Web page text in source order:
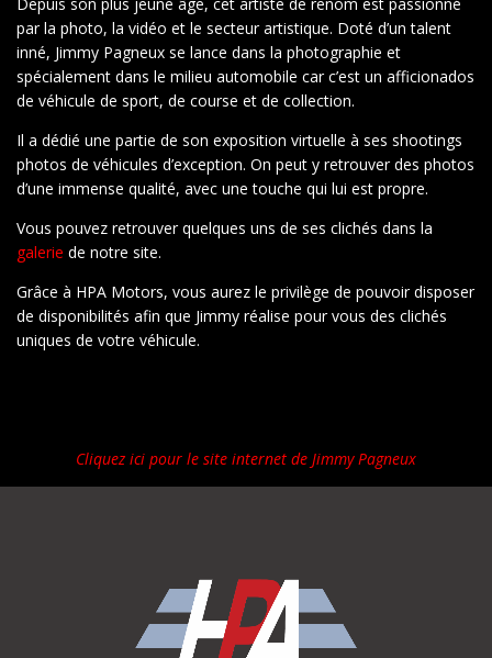
par la photo, la vidéo et le secteur artistique. Doté d’un talent
inné, Jimmy Pagneux se lance dans la photographie et
spécialement dans le milieu automobile car c’est un afficionados
de véhicule de sport, de course et de collection.
Il a dédié une partie de son exposition virtuelle à ses shootings
photos de véhicules d’exception. On peut y retrouver des photos
d’une immense qualité, avec une touche qui lui est propre.
Vous pouvez retrouver quelques uns de ses clichés dans la
galerie de notre site.
Grâce à HPA Motors, vous aurez le privilège de pouvoir disposer
de disponibilités afin que Jimmy réalise pour vous des clichés
uniques de votre véhicule.
Cliquez ici pour le site internet de Jimmy Pagneux